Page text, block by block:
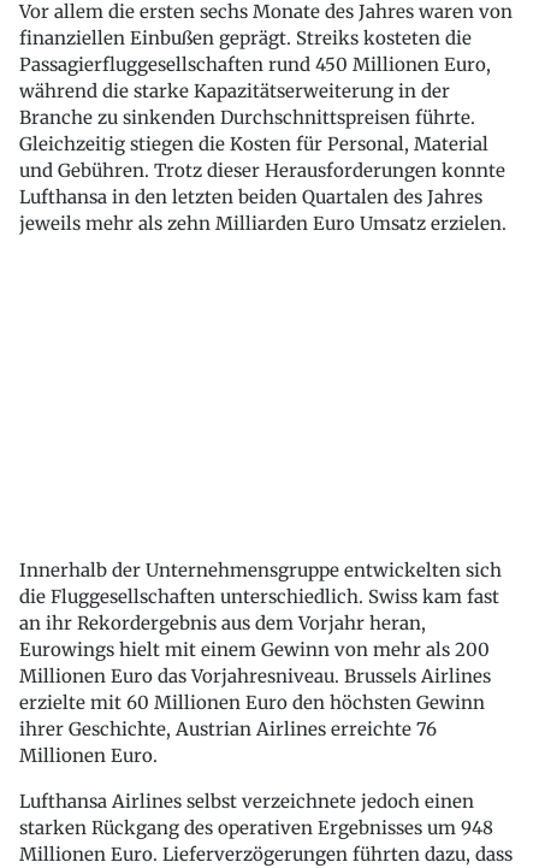
Vor allem die ersten sechs Monate des Jahres waren von
finanziellen Einbußen geprägt. Streiks kosteten die
Passagierfluggesellschaften rund 450 Millionen Euro,
während die starke Kapazitätserweiterung in der
Branche zu sinkenden Durchschnittspreisen führte.
Gleichzeitig stiegen die Kosten für Personal, Material
und Gebühren. Trotz dieser Herausforderungen konnte
Lufthansa in den letzten beiden Quartalen des Jahres
jeweils mehr als zehn Milliarden Euro Umsatz erzielen.
Innerhalb der Unternehmensgruppe entwickelten sich
die Fluggesellschaften unterschiedlich. Swiss kam fast
an ihr Rekordergebnis aus dem Vorjahr heran,
Eurowings hielt mit einem Gewinn von mehr als 200
Millionen Euro das Vorjahresniveau. Brussels Airlines
erzielte mit 60 Millionen Euro den höchsten Gewinn
ihrer Geschichte, Austrian Airlines erreichte 76
Millionen Euro.
Lufthansa Airlines selbst verzeichnete jedoch einen
starken Rückgang des operativen Ergebnisses um 948
Millionen Euro. Lieferverzögerungen führten dazu, dass